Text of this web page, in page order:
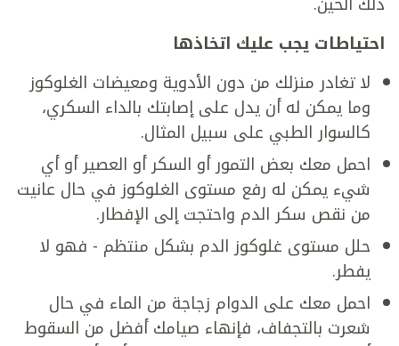
احتياطات يجب عليك اتخاذها
لا تغادر منزلك من دون الأدوية ومعيضات الغلوكوز
وما يمكن له أن يدل على إصابتك بالداء السكري،
كالسوار الطبي على سبيل المثال.
احمل معك بعض التمور أو السكر أو العصير أو أي
شيء يمكن له رفع مستوى الغلوكوز في حال عانيت
من نقص سكر الدم واحتجت إلى الإفطار.
حلل مستوى غلوكوز الدم بشكل منتظم - فهو لا
يفطر.
احمل معك على الدوام زجاجة من الماء في حال
شعرت بالتجفاف، فإنهاء صيامك أفضل من السقوط